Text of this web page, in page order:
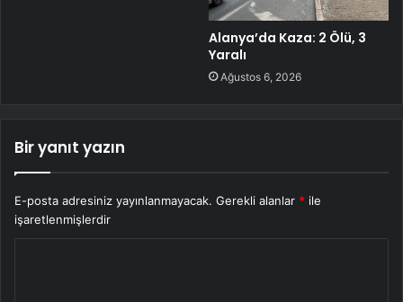
Alanya’da Kaza: 2 Ölü, 3
Yaralı
Ağustos 6, 2026
Bir yanıt yazın
E-posta adresiniz yayınlanmayacak. Gerekli alanlar * ile
işaretlenmişlerdir